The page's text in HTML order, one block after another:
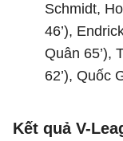
Schmidt,
46’),
Quân 65’),
62’), Quốc
Kết quả V-